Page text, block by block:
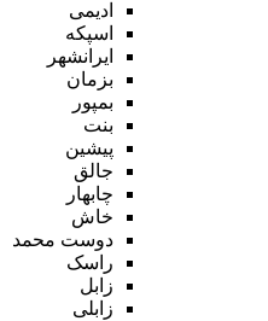
ادیمی
اسپکه
ایرانشهر
بزمان
بمپور
بنت
پیشین
جالق
چابهار
خاش
دوست محمد
راسک
زابل
زابلی